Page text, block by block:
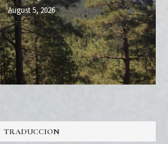
August 5, 2026
TRADUCCION